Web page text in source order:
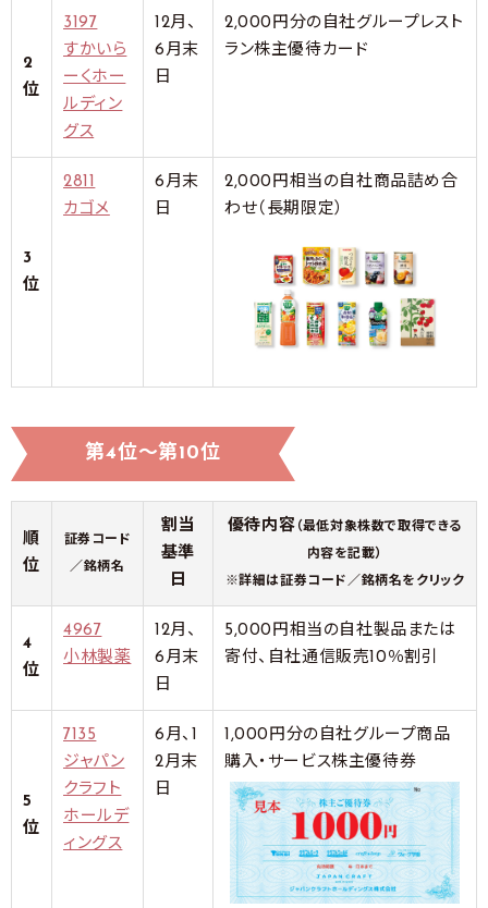
2
位
3197
すかいら
ーくホー
ルディン
グス
12月、
6月末
日
2,000円分の自社グループレスト
ラン株主優待カード
3
位
2811
カゴメ
6月末
日
2,000円相当の自社商品詰め合
わせ（長期限定）
第4位～第10位
順
位
証券コード
／銘柄名
割当
基準
日
優待内容 （最低対象株数で取得できる
内容を記載）
※詳細は証券コード／銘柄名をクリック
4
位
4967
小林製薬
12月、
6月末
日
5,000円相当の自社製品または
寄付、自社通信販売10％割引
5
位
7135
ジャパン
クラフト
ホールデ
ィングス
6月、1
2月末
日
1,000円分の自社グループ商品
購入・サービス株主優待券